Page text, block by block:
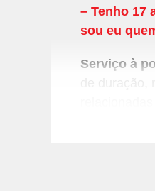
– Tenho 17
sou eu
Serviço à